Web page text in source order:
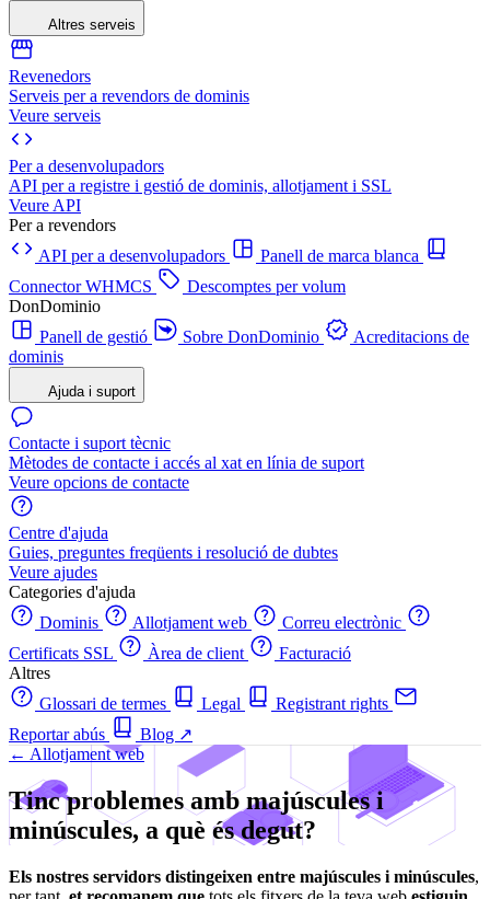
Altres serveis
Revenedors
Serveis per a revendors de dominis
Veure serveis
Per a desenvolupadors
API per a registre i gestió de dominis, allotjament i SSL
Veure API
Per a revendors
API per a desenvolupadors
Panell de marca blanca
Connector WHMCS
Descomptes per volum
DonDominio
Panell de gestió
Sobre DonDominio
Acreditacions de
dominis
Ajuda i suport
Contacte i suport tècnic
Mètodes de contacte i accés al xat en línia de suport
Veure opcions de contacte
Centre d'ajuda
Guies, preguntes freqüents i resolució de dubtes
Veure ajudes
Categories d'ajuda
Dominis
Allotjament web
Correu electrònic
Certificats SSL
Àrea de client
Facturació
Altres
Glossari de termes
Legal
Registrant rights
Reportar abús
Blog ↗
← Allotjament web
Tinc problemes amb majúscules i
minúscules, a què és degut?
Els nostres servidors distingeixen entre majúscules i minúscules,